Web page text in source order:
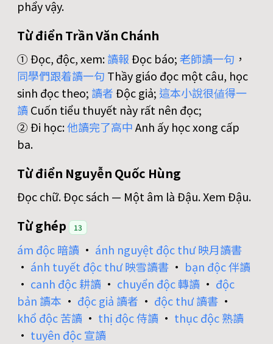
phẩy vậy.
Từ điển Trần Văn Chánh
① Đọc, độc, xem:讀報Đọc báo;老師讀一句 ，
同學們跟着讀一句 Thầy giáo đọc một câu, học
sinh đọc theo; 讀者Độc giả; 這本小說很値得一
讀 Cuốn tiểu thuyết này rất nên đọc;
② Đi học:他讀完了高中Anh ấy học xong cấp
ba.
Từ điển Nguyễn Quốc Hùng
Đọc chữ. Đọc sách — Một âm là Đậu. Xem Đậu.
Từ ghép 13
ám độc 暗讀 • ánh nguyệt độc thư 映月讀書
• ánh tuyết độc thư 映雪讀書 • bạn độc 伴讀
• canh độc 耕讀 • chuyển độc 轉讀 • độc
bản 讀本 • độc giả 讀者 • độc thư 讀書 •
khổ độc 苦讀 • thị độc 侍讀 • thục độc 熟讀
• tuyên độc 宣讀